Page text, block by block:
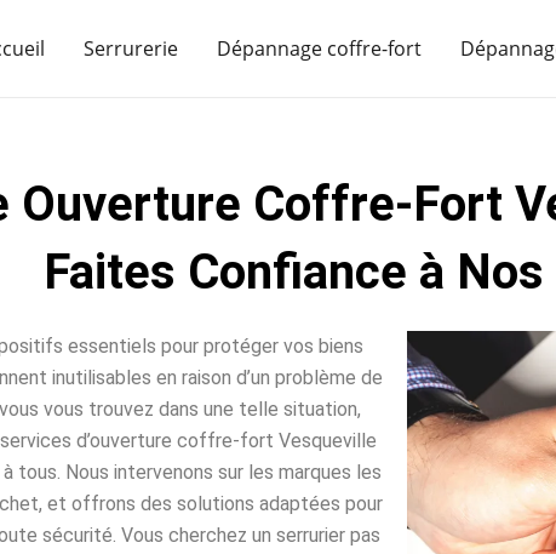
Serrurerie Dépannage coffre-fort
Ouverture Coffre-Fort
Faites Confiance à
essentiels pour protéger vos biens
inutilisables en raison d’un problème de
vous trouvez dans une telle situation,
d’ouverture coffre-fort Vesqueville
tous. Nous intervenons sur les marques les
et offrons des solutions adaptées pour
sécurité. Vous cherchez un serrurier pas